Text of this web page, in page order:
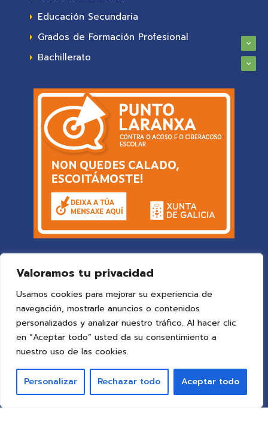
Valoramos tu privacidad
Usamos cookies para mejorar su experiencia de
navegación, mostrarle anuncios o contenidos
personalizados y analizar nuestro tráfico. Al hacer clic
en “Aceptar todo” usted da su consentimiento a
nuestro uso de las cookies.
Personalizar Rechazar todo Aceptar todo
Educación Secundaria
Grados de Formación Profesional
Bachillerato
© 2025 Colegio Vigoby ideaspropias publicidad&web
Todos los derechos reservados.
Aviso Legal